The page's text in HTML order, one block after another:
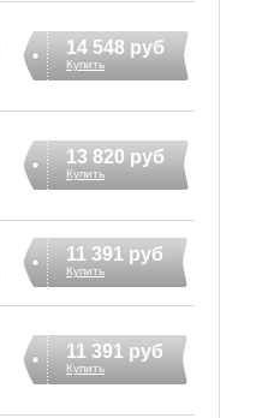
14 548 руб
Купить
13 820 руб
Купить
11 391 руб
Купить
11 391 руб
Купить